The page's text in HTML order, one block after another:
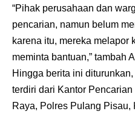
“Pihak perusahaan dan
pencarian, namun belum
karena itu, mereka melapor
meminta bantuan,” tambah
Hingga berita ini
terdiri dari Kantor
Raya, Polres Pulang Pisau,